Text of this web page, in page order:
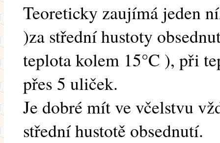
Teoreticky zaujímá jeden
)za střední hustoty
teplota kolem 15°C ), při
přes 5 uliček.
Je dobré mít ve včelstvu
střední hustotě obsednutí.